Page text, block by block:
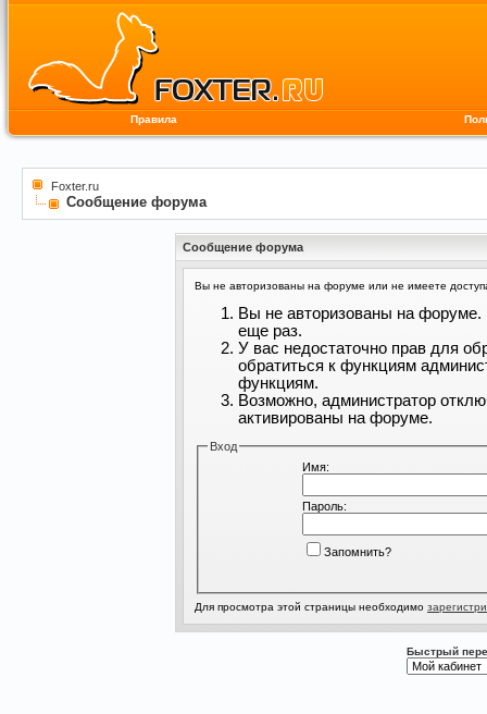
Правила
Foxter.ru
Сообщение форума
Сообщение форума
Вы не авторизованы на форуме или не имеете
Вы не авторизованы на форуме.
еще раз.
У вас недостаточно прав для
обратиться к функциям
функциям.
Возможно, администратор
активированы на форуме.
Вход
Имя:
Пароль:
Запомнить?
Для просмотра этой страницы необходимо
Быстрый